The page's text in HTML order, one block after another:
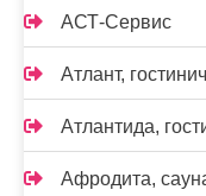
АСТ-Сервис
Атлант,
Атлантида,
Афродита,